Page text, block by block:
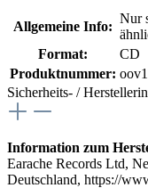
Allgemeine Info:
Nur
Format:
CD
Produktnummer:
Sicherheits- /
Information zum
Earache Records Ltd,
Deutschland, https://